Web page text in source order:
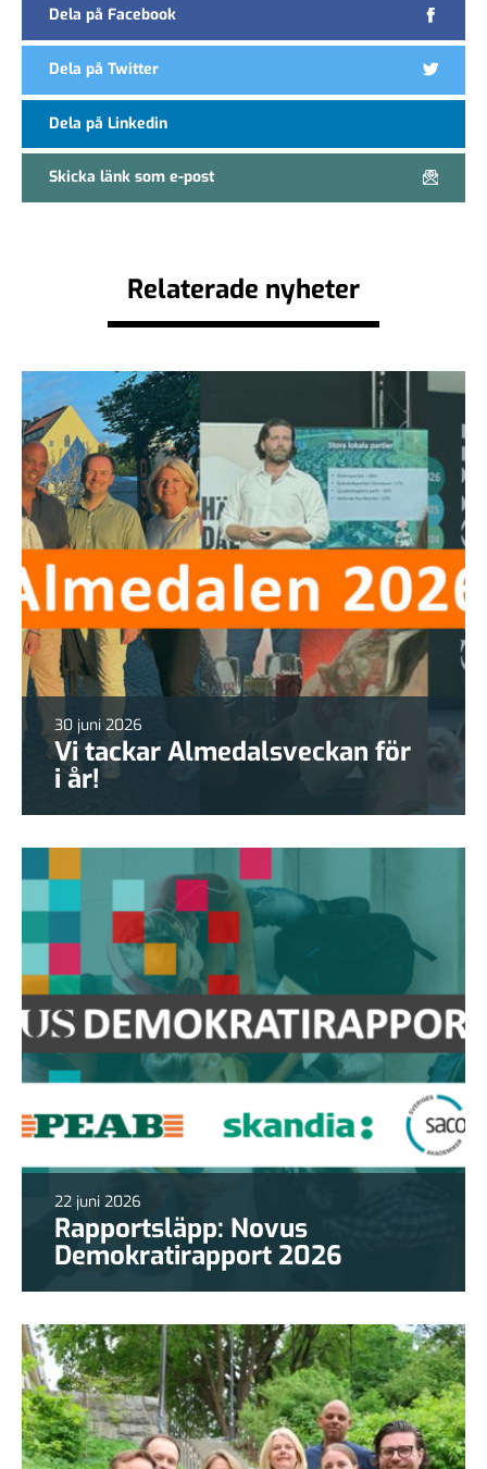
Dela på Facebook
Dela på Twitter
Dela på Linkedin
Skicka länk som e-post
Relaterade nyheter
30 juni 2026
Vi tackar Almedalsveckan för
i år!
22 juni 2026
Rapportsläpp: Novus
Demokratirapport 2026